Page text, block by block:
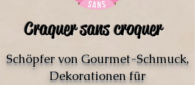
Craquer sans croquer
Schöpfer von Gourmet-Schmuck,
Dekorationen für